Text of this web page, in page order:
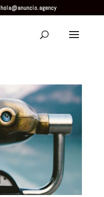
hola@anuncio.agency